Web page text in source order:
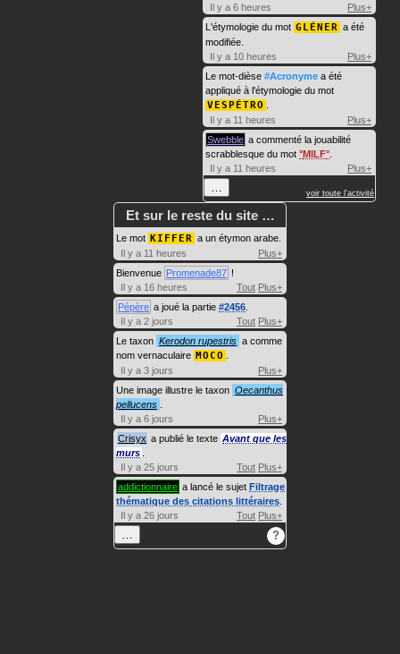
Il y a 6 heures
Plus+
L'étymologie du mot GLÉNER a été
modifiée.
Il y a 10 heures
Plus+
Le mot-dièse #Acronyme a été
appliqué à l'étymologie du mot
VESPÉTRO
Il y a 11 heures
Plus+
Swebble a commenté la jouabilité
scrabblesque du mot MILF
Il y a 11 heures
Plus+
voir toute l'activité
Et sur le reste du site …
Le mot KIFFER a un étymon arabe.
Il y a 11 heures
Plus+
Bienvenue Promenade87 !
Il y a 16 heures
Tout Plus+
Pépère a joué la partie #2456
Il y a 2 jours
Tout Plus+
Le taxon Kerodon rupestris a comme
nom vernaculaire MOCO
Il y a 3 jours
Plus+
Une image illustre le taxon Oecanthus
pellucens
Il y a 6 jours
Plus+
Crisyx a publié le texte Avant que les
murs
Il y a 25 jours
Tout Plus+
addictionnaire a lancé le sujet Filtrage
thématique des citations littéraires
Il y a 26 jours
Tout Plus+
?